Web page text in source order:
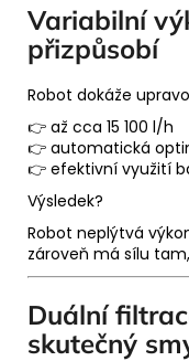
Variabilní
přizpůsobí
Robot dokáže
👉 až cca 15 100 l/h
👉 automatická
👉 efektivní využití
Výsledek?
Robot neplýtvá
zároveň má sílu
Duální
skutečný